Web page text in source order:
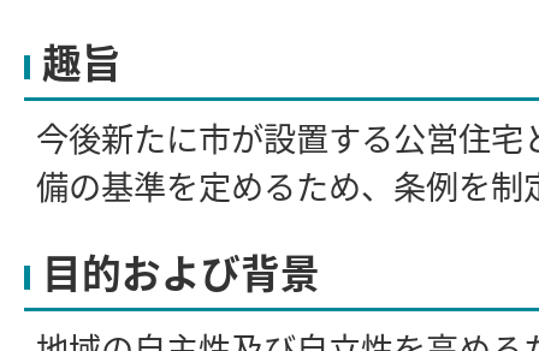
趣旨
今後新たに市が設置する公営住宅
備の基準を定めるため、条例を
目的および背景